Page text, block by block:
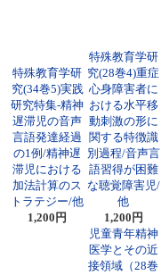
特殊教育学研
究(34巻5)実践
研究特集-精神
遅滞児の音声
言語発達経過
の1例/精神遅
滞児における
加法計算のス
トラテジー/他
1,200円
特殊教育学研
究(28巻4)重症
心身障害者に
おける水平移
動刺激の形に
関する特徴識
別過程/音声言
語習得が困難
な聴覚障害児/
他
1,200円
児童青年精神
医学とその近
接領域（28巻